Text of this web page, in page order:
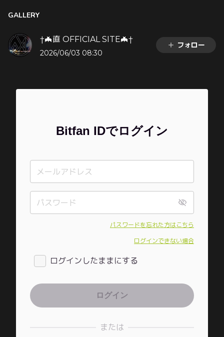
GALLERY
†🦇直 OFFICIAL SITE🦇†
2026/06/03 08:30
フォロー
Bitfan IDでログイン
パスワードを忘れた方はこちら
ログインできない場合
ログインしたままにする
または